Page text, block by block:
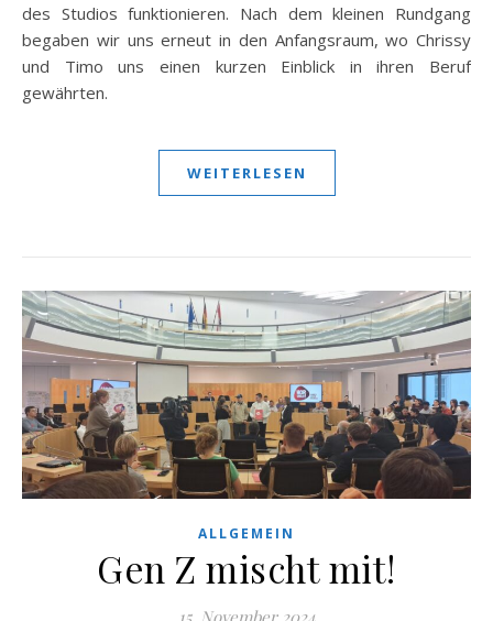
des Studios funktionieren. Nach dem kleinen Rundgang
begaben wir uns erneut in den Anfangsraum, wo Chrissy
und Timo uns einen kurzen Einblick in ihren Beruf
gewährten.
WEITERLESEN
ALLGEMEIN
Gen Z mischt mit!
15. November 2024